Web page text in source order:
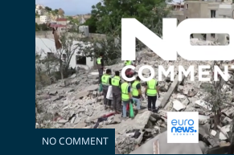
NO COMMENT